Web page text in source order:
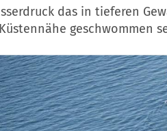
das in tieferen
geschwommen